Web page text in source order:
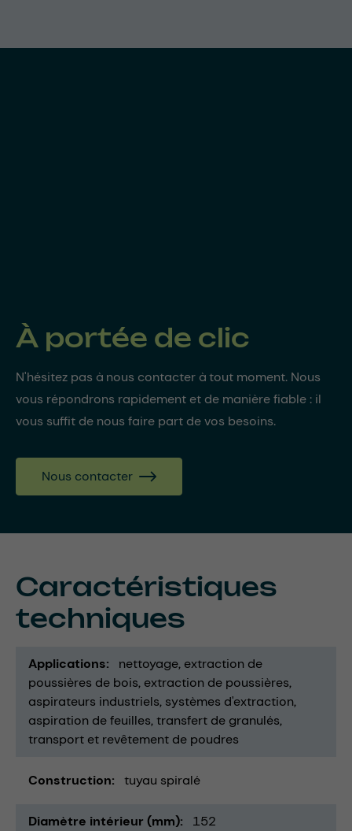
À portée de clic
N'hésitez pas à nous contacter à tout moment. Nous
vous répondrons rapidement et de manière fiable : il
vous suffit de nous faire part de vos besoins.
Nous contacter
Caractéristiques
techniques
Applications nettoyage extraction de
poussières de bois extraction de poussières
aspirateurs industriels systèmes d'extraction
aspiration de feuilles transfert de granulés
transport et revêtement de poudres
Construction tuyau spiralé
Diamètre intérieur (mm) 152